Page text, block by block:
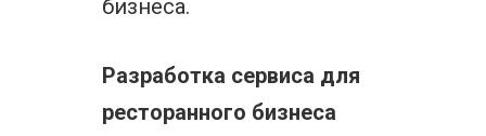
бизнеса.
Разработка сервиса для
ресторанного бизнеса